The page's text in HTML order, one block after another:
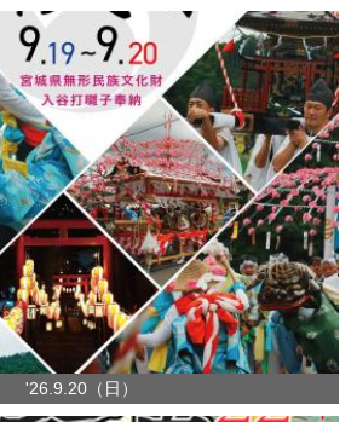
'26.9.20（日）